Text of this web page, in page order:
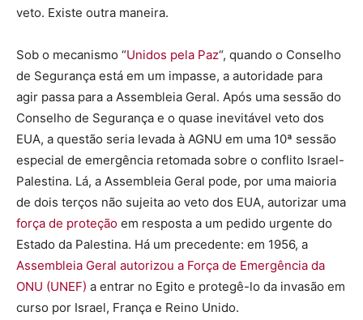
veto. Existe outra maneira.
Sob o mecanismo “Unidos pela Paz“, quando o Conselho
de Segurança está em um impasse, a autoridade para
agir passa para a Assembleia Geral. Após uma sessão do
Conselho de Segurança e o quase inevitável veto dos
EUA, a questão seria levada à AGNU em uma 10ª sessão
especial de emergência retomada sobre o conflito Israel-
Palestina. Lá, a Assembleia Geral pode, por uma maioria
de dois terços não sujeita ao veto dos EUA, autorizar uma
força de proteção em resposta a um pedido urgente do
Estado da Palestina. Há um precedente: em 1956, a
Assembleia Geral autorizou a Força de Emergência da
ONU (UNEF) a entrar no Egito e protegê-lo da invasão em
curso por Israel, França e Reino Unido.